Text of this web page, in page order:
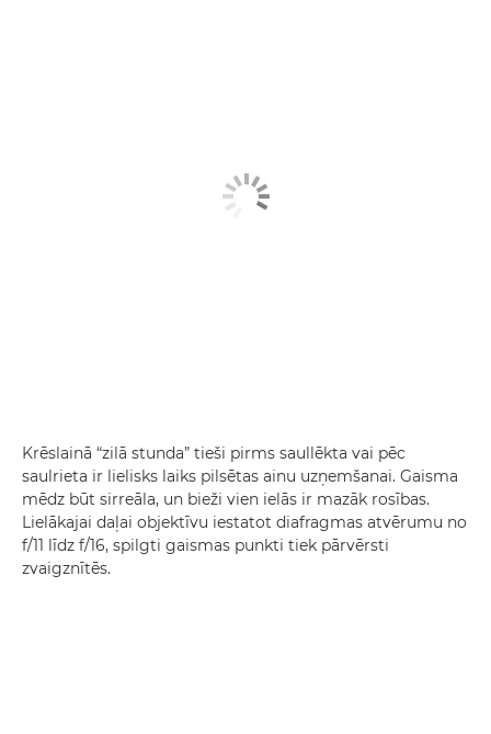
Krēslainā “zilā stunda” tieši pirms saullēkta vai pēc
saulrieta ir lielisks laiks pilsētas ainu uzņemšanai. Gaisma
mēdz būt sirreāla, un bieži vien ielās ir mazāk rosības.
Lielākajai daļai objektīvu iestatot diafragmas atvērumu no
f/11 līdz f/16, spilgti gaismas punkti tiek pārvērsti
zvaigznītēs.